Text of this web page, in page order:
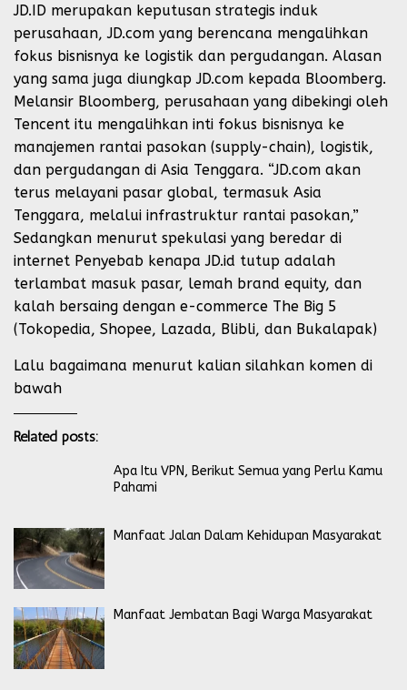
JD.ID merupakan keputusan strategis induk
perusahaan, JD.com yang berencana mengalihkan
fokus bisnisnya ke logistik dan pergudangan. Alasan
yang sama juga diungkap JD.com kepada Bloomberg.
Melansir Bloomberg, perusahaan yang dibekingi oleh
Tencent itu mengalihkan inti fokus bisnisnya ke
manajemen rantai pasokan (supply-chain), logistik,
dan pergudangan di Asia Tenggara. “JD.com akan
terus melayani pasar global, termasuk Asia
Tenggara, melalui infrastruktur rantai pasokan,”
Sedangkan menurut spekulasi yang beredar di
internet Penyebab kenapa JD.id tutup adalah
terlambat masuk pasar, lemah brand equity, dan
kalah bersaing dengan e-commerce The Big 5
(Tokopedia, Shopee, Lazada, Blibli, dan Bukalapak)
Lalu bagaimana menurut kalian silahkan komen di
bawah
Related posts:
Apa Itu VPN, Berikut Semua yang Perlu Kamu
Pahami
Manfaat Jalan Dalam Kehidupan Masyarakat
Manfaat Jembatan Bagi Warga Masyarakat